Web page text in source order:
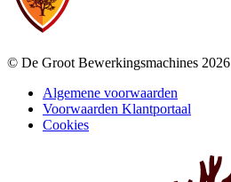
© De Groot Bewerkingsmachines 2026
Algemene voorwaarden
Voorwaarden Klantportaal
Cookies